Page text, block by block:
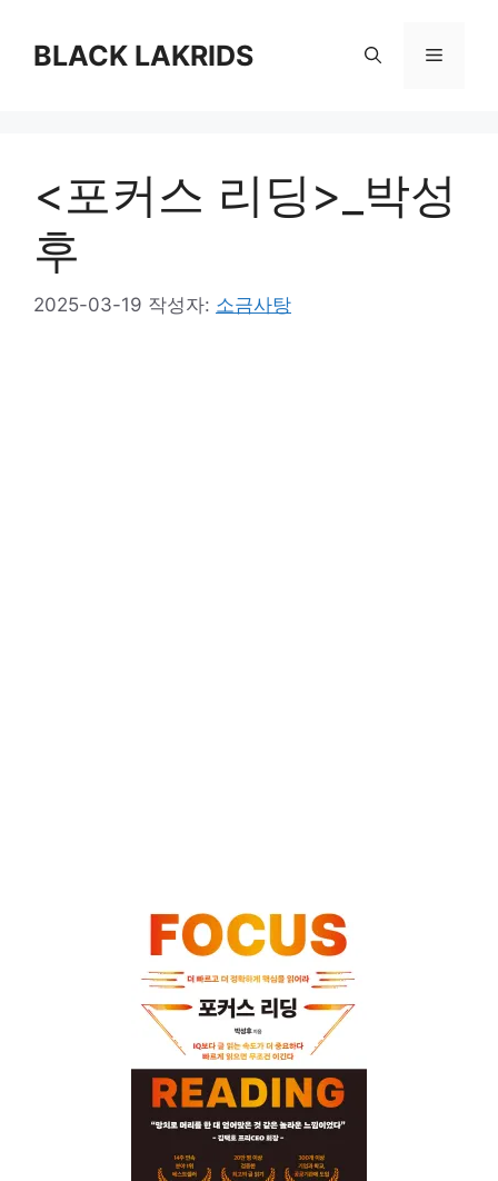
BLACK LAKRIDS 메
<포커스 리딩>_박성
후
2025-03-19 작성자: 소금사탕